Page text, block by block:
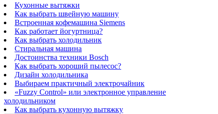
Кухонные вытяжки
Как выбрать швейную машину
Встроенная кофемашина Siemens
Как работает йогуртница?
Как выбрать холодильник
Стиральная машина
Достоинства техники Bosch
Как выбрать хороший пылесос?
Дизайн холодильника
Выбираем практичный электрочайник
«Fuzzy Control» или электронное управление
холодильником
Как выбрать кухонную вытяжку